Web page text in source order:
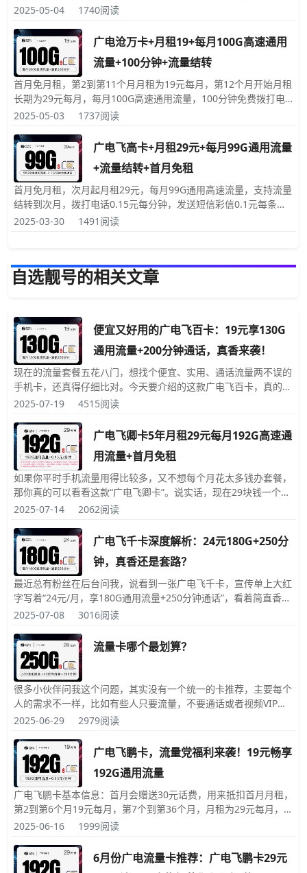
电显示，领卡前可自己选择靓号，收货地就是号码的归属地，激活
2025-05-04 1740阅读
广电沧万卡+月租19+每月100G高速通用
流量+100分钟+流量结转
首月免月租，第2到第11个月月租为19元每月，第12个月开始月租
长期为29元每月，每月100G高速通用流量，100分钟免费拨打电
话时长，发送短信彩信0.1元每条，赠送来电显示，可自选靓号，
2025-05-03 1737阅读
广电飞高卡+月租29元+每月99G通用流量
+流量结转+首月免租
首月免月租，次月起月租29元，每月99G通用高速流量，支持流量
结转到次月，拨打电话0.15元每分钟，发送短信彩信0.1元每条，
赠送来电显示，可在线自选靓号，归属地就是收货地，套餐的有效
2025-03-30 1491阅读
自选靓号的相关文章
便宜又好用的广电飞百卡：19元享130G
通用流量+200分钟通话，真香来袭！
现在的流量套餐五花八门，想找个便宜、实用、通话流量两不误的
手机卡，还真得仔细比对。今天要介绍的这款广电飞百卡，真的是
性价比爆棚：每月仅19元，就能拿下130G全国通用流量和200分
需求都有的朋友。不管是大学生
2025-07-19 4515阅读
广电飞卿卡5年月租29元每月192G高速通
用流量+首月免租
如果你平时手机流量用得比较多，又不想每个月花太多钱办套餐，
那你真的可以看看这款“广电飞卿卡”。说实话，现在29块钱一个月
的套餐里能给到192G通用高速流量，真的挺少见的，特别适合喜
简单说一下：● 月租：29元
2025-07-14 2062阅读
广电飞千卡深度解析：24元180G+250分
钟，真香还是套路？
最近总有粉丝在后台问我，说看到一张广电飞千卡，宣传单上大红
字写着“24元/月，享180G通用流量+250分钟通话”，看着简直香得
不行，但又怕里面有什么“坑”。 一、先看结果：优惠拉满后，我们
带来什么： ● 月租费
2025-07-08 3016阅读
流量卡哪个最划算？
很多小伙伴问我这个问题，其实没有一个统一的卡推荐，主要每个
人的需求不一样，比如有些人只要流量，不要通话或者视频VIP，
有些人需要流量少一些通话可以少一些，有些人需要通话和流量都
据各位的需求来推荐对您来说
2025-06-29 2979阅读
广电飞鹏卡，流量党福利来袭！19元畅享
192G通用流量
广电飞鹏卡基本信息：首月会赠送30元话费，用来抵扣首月月租，
第2到第6个月19元每月，第7个到第36个月，月租为29元每月，第
36个月后广电会根据政策调整，不过到时不用可以更换其他的卡。
并且次月会优先消耗上月未用完
2025-06-16 1999阅读
6月份广电流量卡推荐：广电飞鹏卡29元